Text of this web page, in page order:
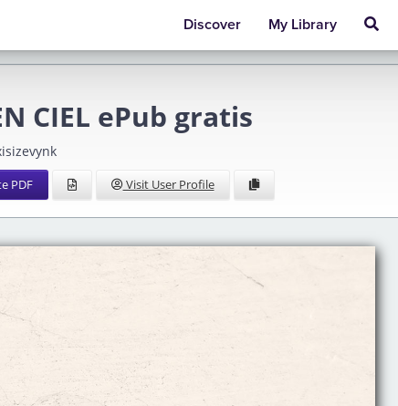
Discover My Library
CIEL ePub gratis
PDF Visit User Profile